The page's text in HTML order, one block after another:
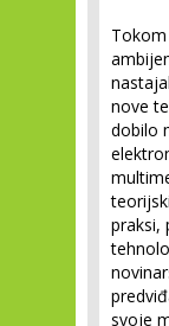
nove
dobilo
praksi,
svoje